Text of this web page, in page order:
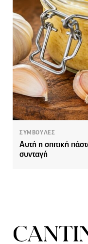
ΣΥΜΒΟΥΛΕΣ
Αυτή η σπιτική
συνταγή